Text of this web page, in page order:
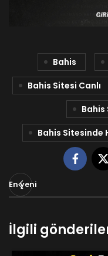
Bahis
Bahis Sitesi Canlı
Bahis Sitesinde
En yeni
İlgili